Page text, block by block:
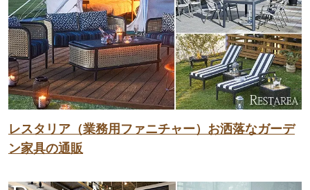
レスタリア（業務用ファニチャー）お洒落なガーデ
ン家具の通販